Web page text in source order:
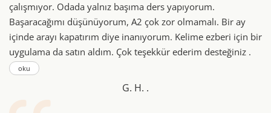
çalışmıyor. Odada yalnız başıma ders yapıyorum.
Başaracağımı düşünüyorum, A2 çok zor olmamalı. Bir ay
içinde arayı kapatırım diye inanıyorum. Kelime ezberi için bir
uygulama da satın aldım. Çok teşekkür ederim desteğiniz .
oku
G. H. .